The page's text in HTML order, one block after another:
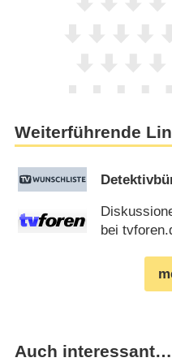
Weiterführende
bei
Auch interessant…